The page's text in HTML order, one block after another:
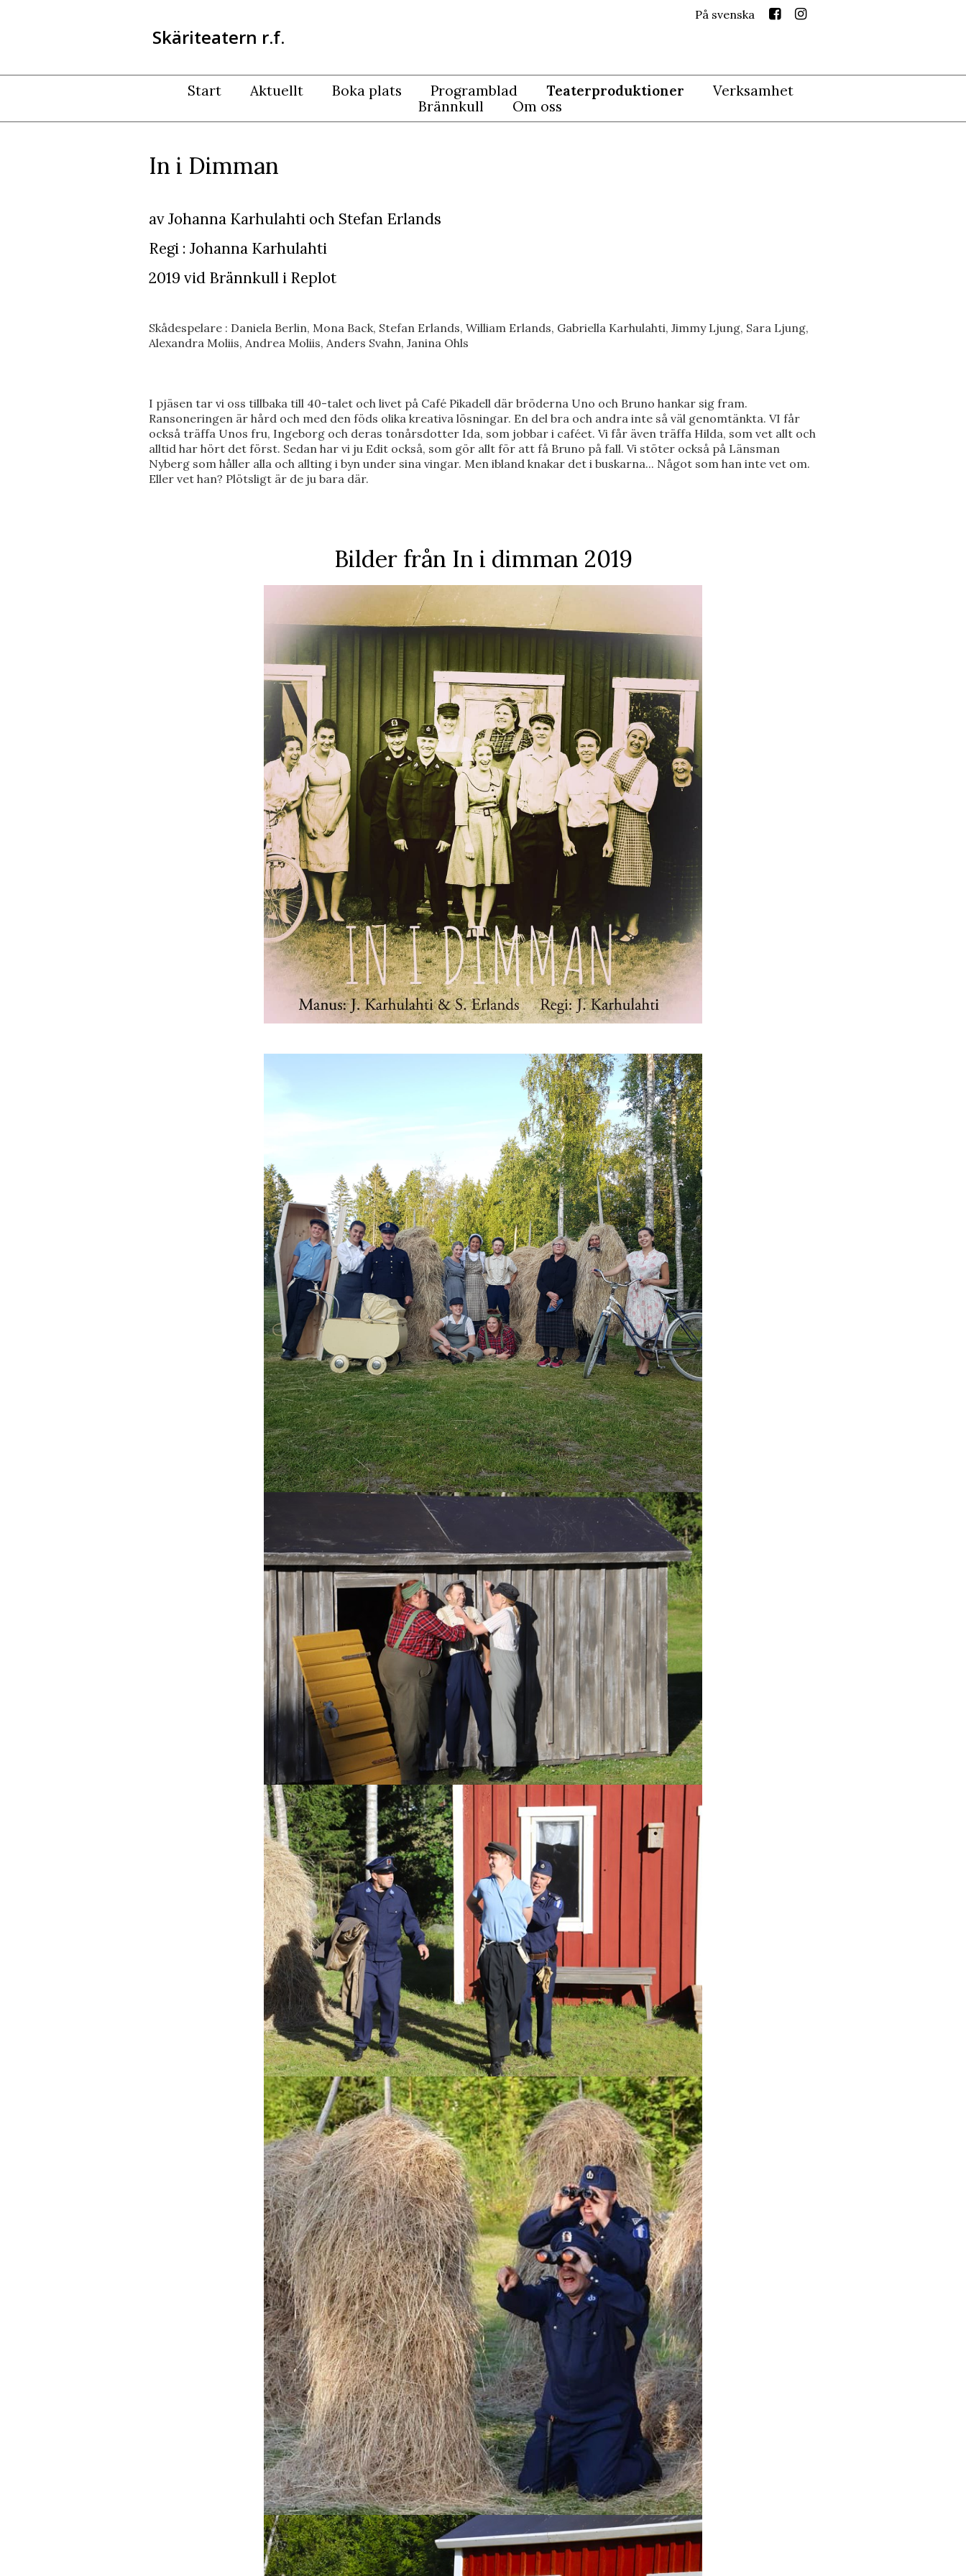
På svenska
Skäriteatern r.f.
Start Aktuellt Boka plats Programblad Teaterproduktioner
Verksamhet
Brännkull
Om oss
In i Dimman
av Johanna Karhulahti och Stefan Erlands
Regi : Johanna Karhulahti
2019 vid Brännkull i Replot
Skådespelare : Daniela Berlin, Mona Back, Stefan Erlands, William Erlands, Gabriella Karhulahti, Jimmy Ljung, Sara Ljung,
Alexandra Moliis, Andrea Moliis, Anders Svahn, Janina Ohls
I pjäsen tar vi oss tillbaka till 40-talet och livet på Café Pikadell där bröderna Uno och Bruno hankar sig fram.
Ransoneringen är hård och med den föds olika kreativa lösningar. En del bra och andra inte så väl genomtänkta. VI får
också träffa Unos fru, Ingeborg och deras tonårsdotter Ida, som jobbar i caféet. Vi får även träffa Hilda, som vet allt och
alltid har hört det först. Sedan har vi ju Edit också, som gör allt för att få Bruno på fall. Vi stöter också på Länsman
Nyberg som håller alla och allting i byn under sina vingar. Men ibland knakar det i buskarna... Något som han inte vet om.
Eller vet han? Plötsligt är de ju bara där.
Bilder från In i dimman 2019